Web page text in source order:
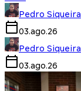
Pedro Siqueira
03.ago.26
Pedro Siqueira
03.ago.26